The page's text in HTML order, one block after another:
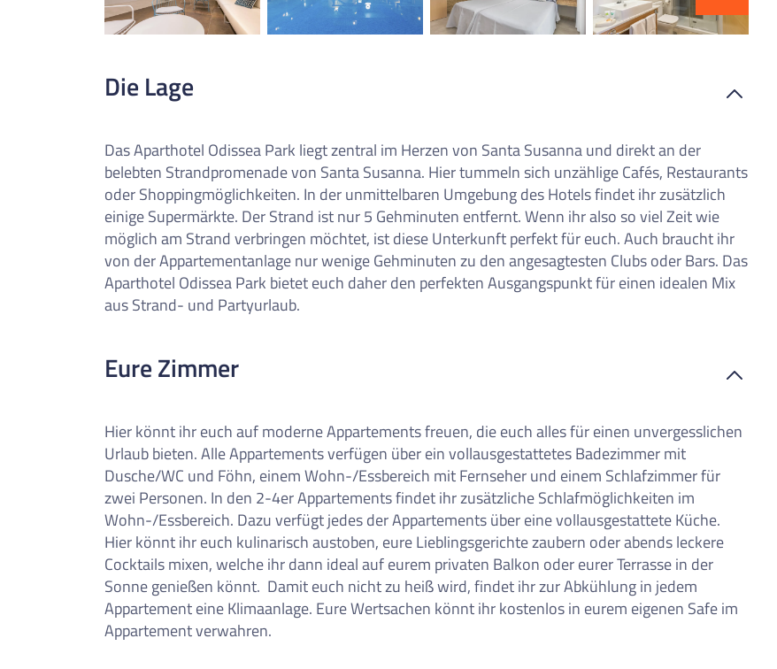
0Reise/n auf deiner Merkliste
Die Lage
Das Aparthotel Odissea Park liegt zentral im Herzen von Santa Susanna und direkt an der
belebten Strandpromenade von Santa Susanna. Hier tummeln sich unzählige Cafés, Restaurants
oder Shoppingmöglichkeiten. In der unmittelbaren Umgebung des Hotels findet ihr zusätzlich
einige Supermärkte. Der Strand ist nur 5 Gehminuten entfernt. Wenn ihr also so viel Zeit wie
möglich am Strand verbringen möchtet, ist diese Unterkunft perfekt für euch. Auch braucht ihr
von der Appartementanlage nur wenige Gehminuten zu den angesagtesten Clubs oder Bars. Das
Aparthotel Odissea Park bietet euch daher den perfekten Ausgangspunkt für einen idealen Mix
aus Strand- und Partyurlaub.
Eure Zimmer
Hier könnt ihr euch auf moderne Appartements freuen, die euch alles für einen unvergesslichen
Urlaub bieten. Alle Appartements verfügen über ein vollausgestattetes Badezimmer mit
Dusche/WC und Föhn, einem Wohn-/Essbereich mit Fernseher und einem Schlafzimmer für
zwei Personen. In den 2-4er Appartements findet ihr zusätzliche Schlafmöglichkeiten im
Wohn-/Essbereich. Dazu verfügt jedes der Appartements über eine vollausgestattete Küche.
Hier könnt ihr euch kulinarisch austoben, eure Lieblingsgerichte zaubern oder abends leckere
Cocktails mixen, welche ihr dann ideal auf eurem privaten Balkon oder eurer Terrasse in der
Sonne genießen könnt. Damit euch nicht zu heiß wird, findet ihr zur Abkühlung in jedem
Appartement eine Klimaanlage. Eure Wertsachen könnt ihr kostenlos in eurem eigenen Safe im
Appartement verwahren.